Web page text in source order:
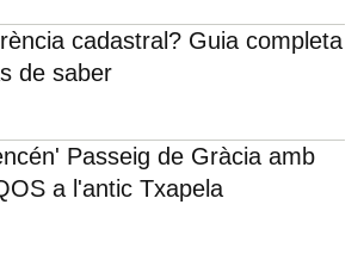
cadastral? Guia completa
de saber
Passeig de Gràcia amb
a l'antic Txapela